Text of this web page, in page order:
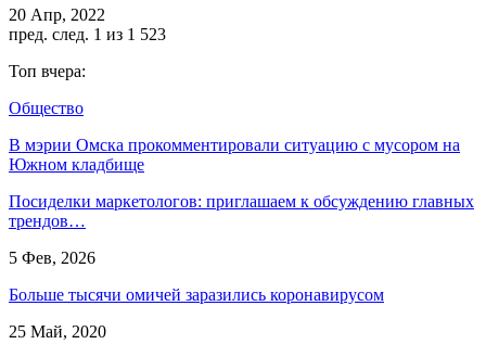
20 Апр, 2022
пред. след. 1 из 1 523
Топ вчера:
Общество
В мэрии Омска прокомментировали ситуацию с мусором на
Южном кладбище
Посиделки маркетологов: приглашаем к обсуждению главных
трендов…
5 Фев, 2026
Больше тысячи омичей заразились коронавирусом
25 Май, 2020